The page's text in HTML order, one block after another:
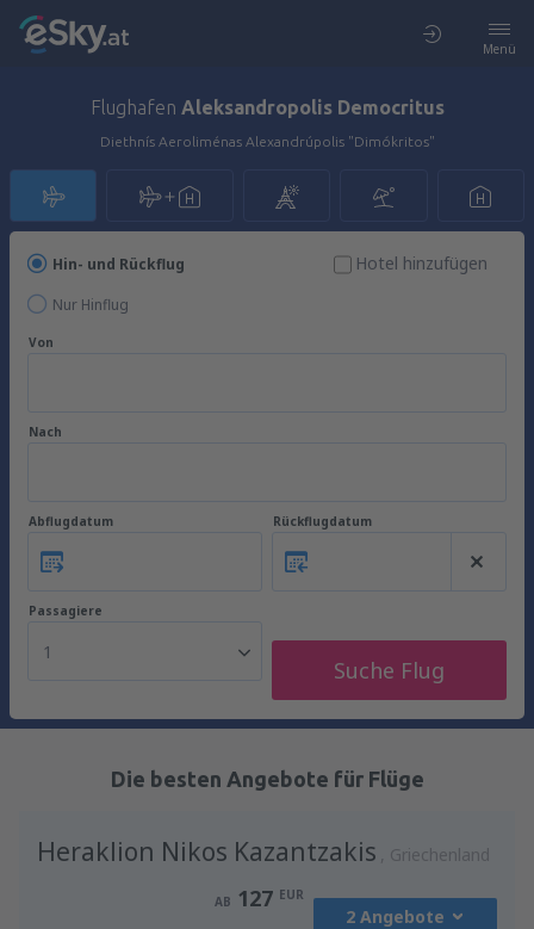
Menü
Flughafen Aleksandropolis Democritus
Diethnís Aeroliménas Alexandrúpolis "Dimókritos"
Hin- und Rückflug
Nur Hinflug
Hotel hinzufügen
Von
Nach
Abflugdatum Rückflugdatum
Passagiere
1
Suche Flug
Die besten Angebote für Flüge
Heraklion Nikos Kazantzakis Griechenland
AB 127 EUR
2 Angebote